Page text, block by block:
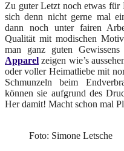
Zu guter Letzt noch etwas
sich denn nicht gerne mal
dann noch unter fairen
Qualität mit modischen
man ganz guten
Apparel zeigen wie’s
oder voller Heimatliebe mit
Schmunzeln beim
können sie aufgrund des
Her damit! Macht schon mal
Foto: Simone Letsche